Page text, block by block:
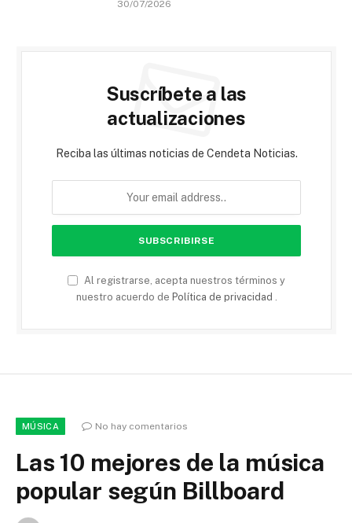
30/07/2026
Suscríbete a las
actualizaciones
Reciba las últimas noticias de Cendeta Noticias.
Al registrarse, acepta nuestros términos y
nuestro acuerdo de Política de privacidad
MÚSICA No hay comentarios
Las 10 mejores de la música
popular según Billboard